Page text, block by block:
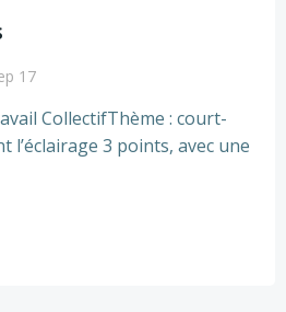
17
CollectifThème : court-
l’éclairage 3 points, avec une